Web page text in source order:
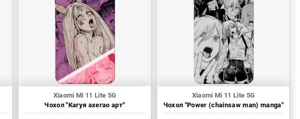
Xiaomi Mi 11 Lite 5G
Чохол "Кагуя ахегао арт"
Xiaomi Mi 11 Lite 5G
Чохол "Power (chainsaw man) manga"